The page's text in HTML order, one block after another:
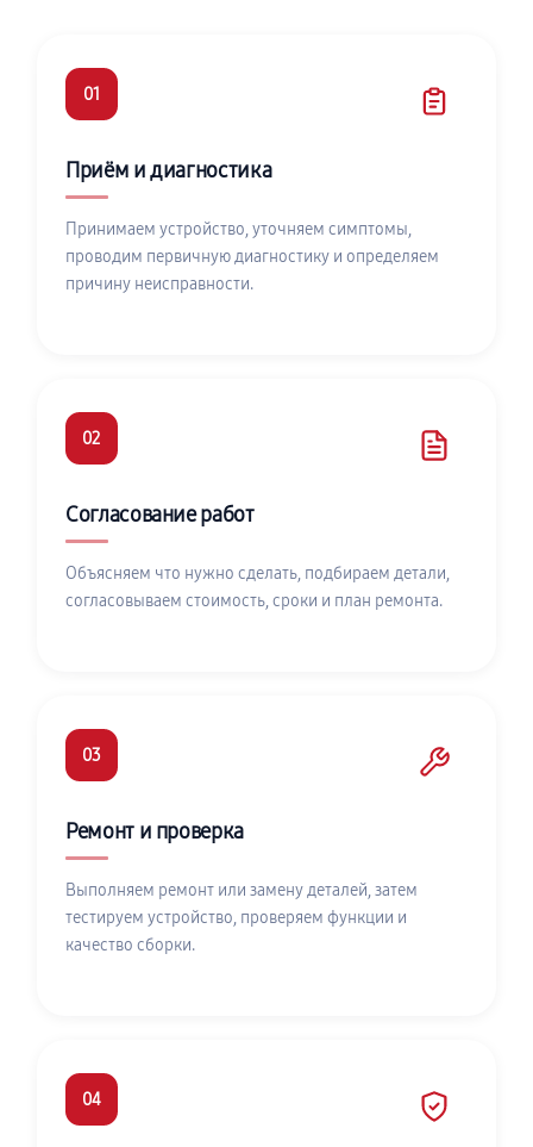
01
Приём и диагностика
Принимаем устройство, уточняем симптомы,
проводим первичную диагностику и определяем
причину неисправности.
02
Согласование работ
Объясняем что нужно сделать, подбираем детали,
согласовываем стоимость, сроки и план ремонта.
03
Ремонт и проверка
Выполняем ремонт или замену деталей, затем
тестируем устройство, проверяем функции и
качество сборки.
04